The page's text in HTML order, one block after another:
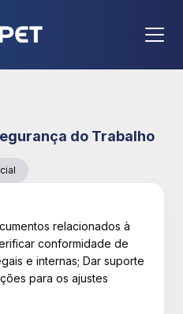
do Trabalho
relacionados à
conformidade de
e internas; Dar suporte
para os ajustes